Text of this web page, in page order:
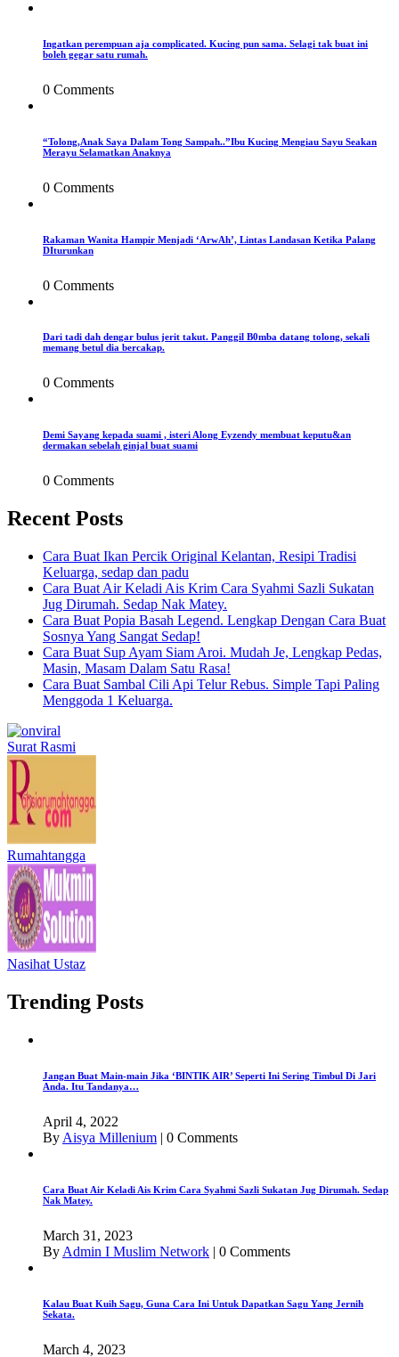
Ingatkan perempuan aja complicated. Kucing pun sama. Selagi tak buat ini
boleh gegar satu rumah.
0 Comments
“Tolong,Anak Saya Dalam Tong Sampah..”Ibu Kucing Mengiau Sayu Seakan
Merayu Selamatkan Anaknya
0 Comments
Rakaman Wanita Hampir Menjadi ‘ArwAh’, Lintas Landasan Ketika Palang
DIturunkan
0 Comments
Dari tadi dah dengar bulus jerit takut. Panggil B0mba datang tolong, sekali
memang betul dia bercakap.
0 Comments
Demi Sayang kepada suami , isteri Along Eyzendy membuat keputu&an
dermakan sebelah ginjal buat suami
0 Comments
Recent Posts
Cara Buat Ikan Percik Original Kelantan, Resipi Tradisi
Keluarga, sedap dan padu
Cara Buat Air Keladi Ais Krim Cara Syahmi Sazli Sukatan
Jug Dirumah. Sedap Nak Matey.
Cara Buat Popia Basah Legend. Lengkap Dengan Cara Buat
Sosnya Yang Sangat Sedap!
Cara Buat Sup Ayam Siam Aroi. Mudah Je, Lengkap Pedas,
Masin, Masam Dalam Satu Rasa!
Cara Buat Sambal Cili Api Telur Rebus. Simple Tapi Paling
Menggoda 1 Keluarga.
Surat Rasmi
Rumahtangga
Nasihat Ustaz
Trending Posts
Jangan Buat Main-main Jika ‘BINTIK AIR’ Seperti Ini Sering Timbul Di Jari
Anda. Itu Tandanya…
April 4, 2022
By Aisya Millenium | 0 Comments
Cara Buat Air Keladi Ais Krim Cara Syahmi Sazli Sukatan Jug Dirumah. Sedap
Nak Matey.
March 31, 2023
By Admin I Muslim Network | 0 Comments
Kalau Buat Kuih Sagu, Guna Cara Ini Untuk Dapatkan Sagu Yang Jernih
Sekata.
March 4, 2023